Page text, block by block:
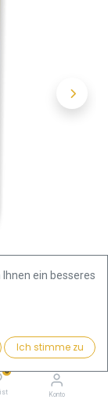
0
Konto
Argor-
ein besseres
Ich stimme zu